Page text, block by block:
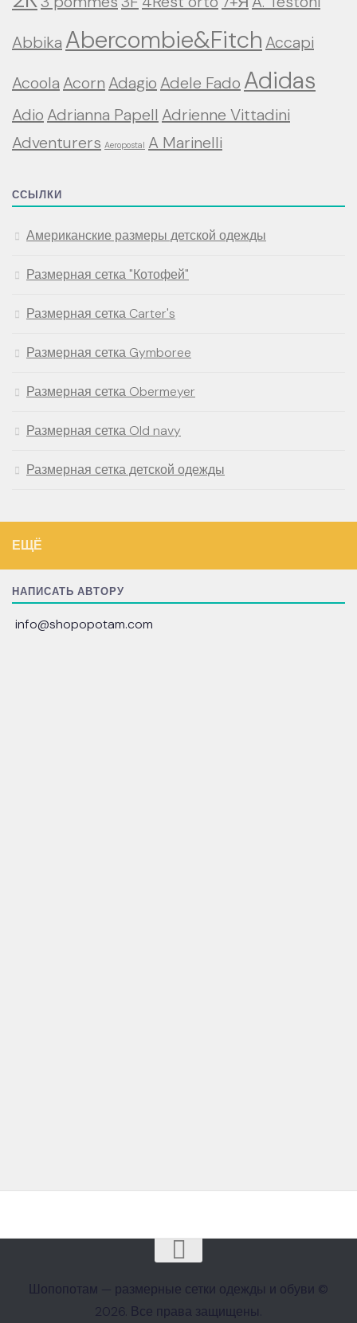
Abbika Abercombie&Fitch Accapi
Acoola Acorn Adagio Adele Fado Adidas
Adio Adrianna Papell Adrienne Vittadini
Adventurers Aeropostal A Marinelli
ССЫЛКИ
Американские размеры детской одежды
Размерная сетка "Котофей"
Размерная сетка Carter's
Размерная сетка Gymboree
Размерная сетка Obermeyer
Размерная сетка Old navy
Размерная сетка детской одежды
ЕЩЁ
НАПИСАТЬ АВТОРУ
info@shopopotam.com
Шопопотам — размерные сетки одежды и обуви ©
2026. Все права защищены.